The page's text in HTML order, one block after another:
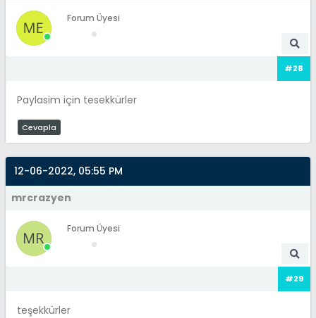
Forum Üyesi
#28
Paylasim için tesekkürler
Cevapla
12-06-2022, 05:55 PM
mrcrazyen
Forum Üyesi
#29
teşekkürler